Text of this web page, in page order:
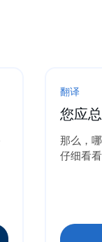
翻译
您应
那么，
仔细看